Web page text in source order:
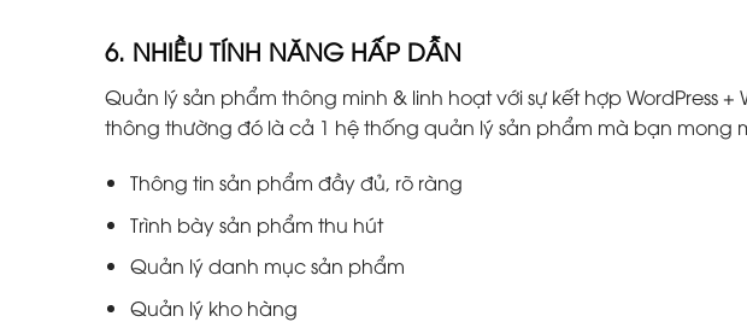
6. NHIỀU TÍNH NĂNG HẤP DẪN
Quản lý sản phẩm thông minh & linh hoạt với sự kết hợp
thông thường đó là cả 1 hệ thống quản lý sản phẩm mà bạn mong
Thông tin sản phẩm đầy đủ, rõ ràng
Trình bày sản phẩm thu hút
Quản lý danh mục sản phẩm
Quản lý kho hàng